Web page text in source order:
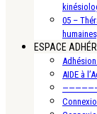
05 –
ESPACE
AIDE à